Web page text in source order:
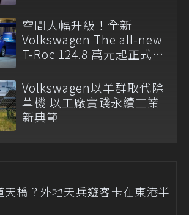
空間大幅升級！全新
Volkswagen The all-new
T-Roc 124.8 萬元起正式上
Volkswagen以羊群取代除
草機 以工廠實踐永續工業
新典範
天橋？外地天兵遊客卡在東港半